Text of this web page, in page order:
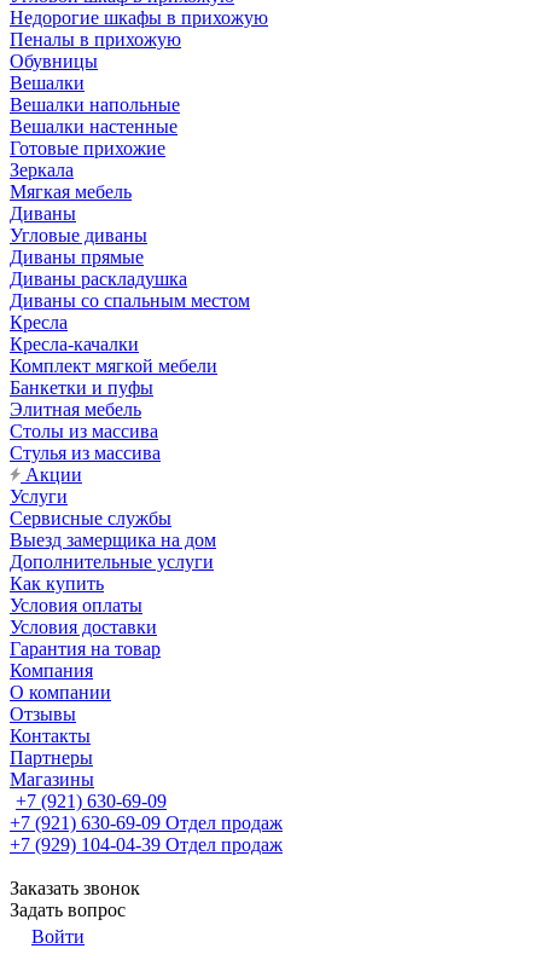
Недорогие шкафы в прихожую
Пеналы в прихожую
Обувницы
Вешалки
Вешалки напольные
Вешалки настенные
Готовые прихожие
Зеркала
Мягкая мебель
Диваны
Угловые диваны
Диваны прямые
Диваны раскладушка
Диваны со спальным местом
Кресла
Кресла-качалки
Комплект мягкой мебели
Банкетки и пуфы
Элитная мебель
Столы из массива
Стулья из массива
Акции
Услуги
Сервисные службы
Выезд замерщика на дом
Дополнительные услуги
Как купить
Условия оплаты
Условия доставки
Гарантия на товар
Компания
О компании
Отзывы
Контакты
Партнеры
Магазины
+7 (921) 630-69-09
+7 (921) 630-69-09 Отдел продаж
+7 (929) 104-04-39 Отдел продаж
Заказать звонок
Задать вопрос
Войти